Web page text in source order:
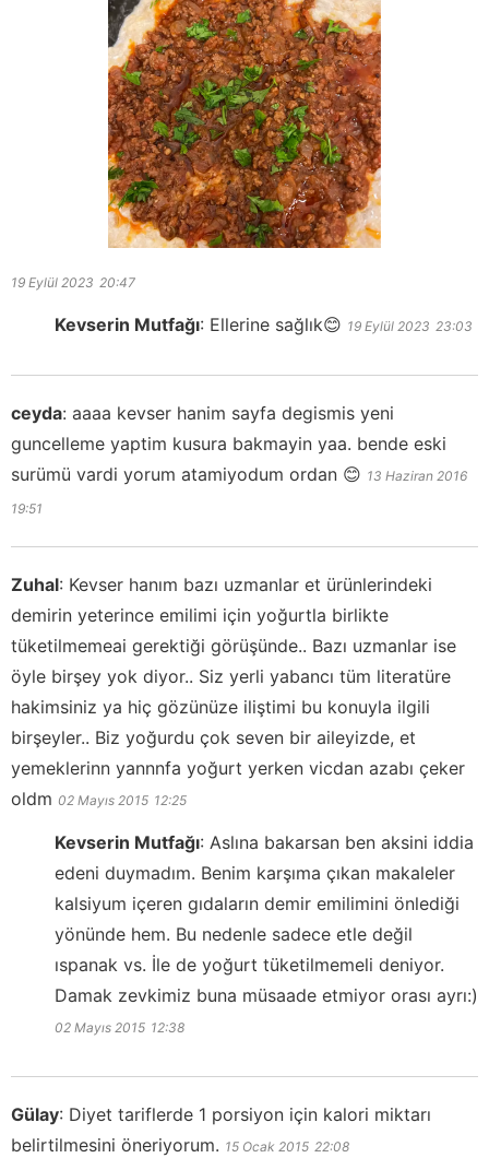
19 Eylül 2023 20:47
Kevserin Mutfağı: Ellerine sağlık😊 19 Eylül 2023 23:03
ceyda: aaaa kevser hanim sayfa degismis yeni
guncelleme yaptim kusura bakmayin yaa. bende eski
surümü vardi yorum atamiyodum ordan 😊 13 Haziran 2016
19:51
Zuhal: Kevser hanım bazı uzmanlar et ürünlerindeki
demirin yeterince emilimi için yoğurtla birlikte
tüketilmemeai gerektiği görüşünde.. Bazı uzmanlar ise
öyle birşey yok diyor.. Siz yerli yabancı tüm literatüre
hakimsiniz ya hiç gözünüze iliştimi bu konuyla ilgili
birşeyler.. Biz yoğurdu çok seven bir aileyizde, et
yemeklerinn yannnfa yoğurt yerken vicdan azabı çeker
oldm 02 Mayıs 2015 12:25
Kevserin Mutfağı: Aslına bakarsan ben aksini iddia
edeni duymadım. Benim karşıma çıkan makaleler
kalsiyum içeren gıdaların demir emilimini önlediği
yönünde hem. Bu nedenle sadece etle değil
ıspanak vs. İle de yoğurt tüketilmemeli deniyor.
Damak zevkimiz buna müsaade etmiyor orası ayrı:)
02 Mayıs 2015 12:38
Gülay: Diyet tariflerde 1 porsiyon için kalori miktarı
belirtilmesini öneriyorum. 15 Ocak 2015 22:08